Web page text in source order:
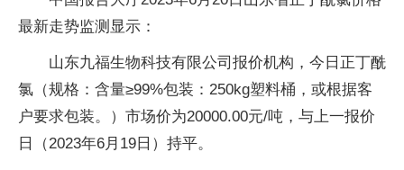
最新走势监测显示：
山东九福生物科技有限公司报价机构，今日正丁酰
氯（规格：含量≥99%包装：250kg塑料桶，或根据客
户要求包装。）市场价为20000.00元/吨，与上一报价
日（2023年6月19日）持平。